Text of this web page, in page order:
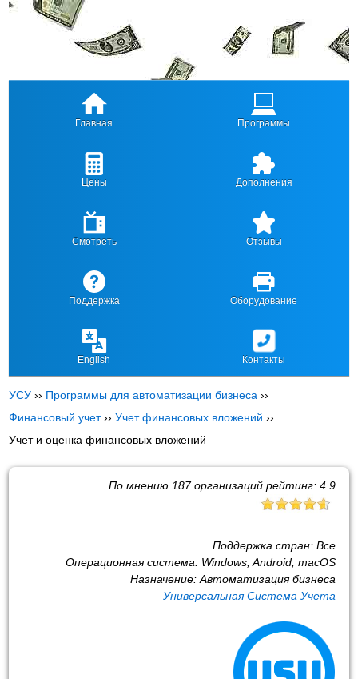
Главная Программы
Цены Дополнения
Смотреть Отзывы
Поддержка Оборудование
English Контакты
УСУ ›› Программы для автоматизации бизнеса ››
Финансовый учет››Учет финансовых вложений ››
Учет и оценка финансовых вложений
По мнению 187организаций рейтинг: 4.9
Поддержка стран: Все
Операционная система: Windows, Android, macOS
Назначение: Автоматизация бизнеса
Универсальная Система Учета